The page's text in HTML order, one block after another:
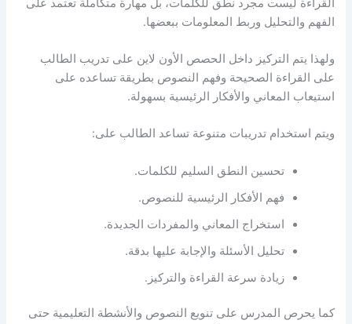
الفهم والتحليل وربط المعلومات ببعضها.
ولهذا يتم التركيز داخل الحصص الأون لاين على تدريب الطالب
على القراءة الصحيحة وفهم النصوص بطريقة تساعده على
استيعاب المعاني والأفكار الرئيسية بسهولة.
ويتم استخدام تدريبات متنوعة تساعد الطالب على:
تحسين النطق السليم للكلمات.
فهم الأفكار الرئيسية للنصوص.
استخراج المعاني والمفردات الجديدة.
تحليل الأسئلة والإجابة عليها بدقة.
زيادة سرعة القراءة والتركيز.
كما يحرص المدرس على تنويع النصوص والأنشطة التعليمية حتى